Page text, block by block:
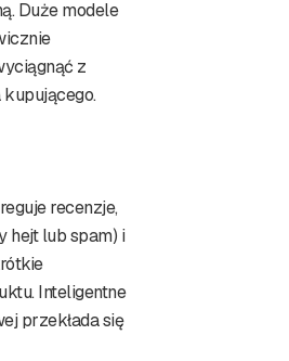
Duże modele
z
recenzje,
hejt lub spam) i
Inteligentne
przekłada się